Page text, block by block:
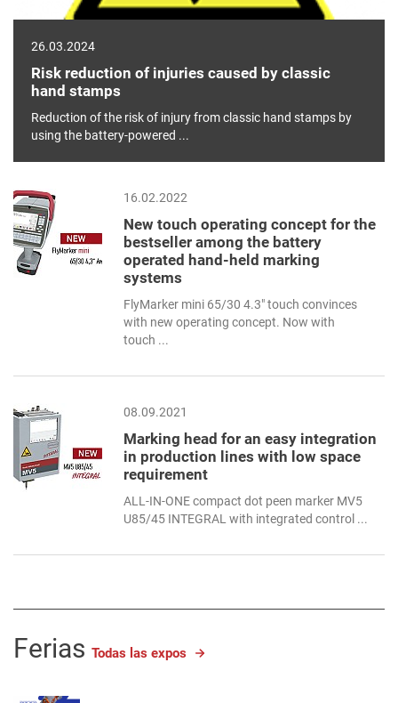
26.03.2024
Risk reduction of injuries caused by classic
hand stamps
Reduction of the risk of injury from classic hand stamps by
using the battery-powered ...
16.02.2022
New touch operating concept for the
bestseller among the battery
operated hand-held marking
systems
FlyMarker mini 65/30 4.3" touch convinces
with new operating concept. Now with
touch ...
08.09.2021
Marking head for an easy integration
in production lines with low space
requirement
ALL-IN-ONE compact dot peen marker MV5
U85/45 INTEGRAL with integrated control ...
Ferias Todas las expos